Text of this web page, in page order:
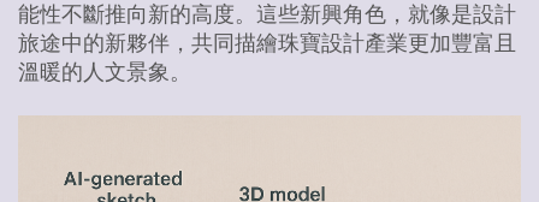
能性不斷推向新的高度。這些新興角色，就像是設計
旅途中的新夥伴，共同描繪珠寶設計產業更加豐富且
溫暖的人文景象。